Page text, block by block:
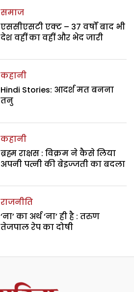
समाज
एससीएसटी एक्ट – 37 वर्षों बाद भी
देश वहीं का वहीं और भेद जारी
कहानी
Hindi Stories: आदर्श मत बनना
तनु
कहानी
ब्रह्म राक्षस : विक्रम ने कैसे लिया
अपनी पत्नी की बेइज्जती का बदला
राजनीति
‘ना’ का अर्थ ‘ना’ ही है : तरुण
तेजपाल रेप का दोषी